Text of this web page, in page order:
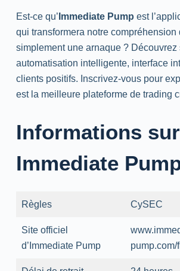
Est-ce qu’ Immediate Pump est
qui transformera notre compréhension
simplement une arnaque ? Découvrez
automatisation intelligente, interface
clients positifs. Inscrivez-vous pour
est la meilleure plateforme de trading
Informations sur
Immediate
Règles CySEC
Site officiel
d’Immediate Pump
pump.com/